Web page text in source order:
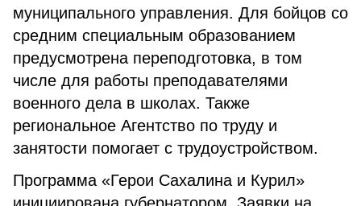
муниципального управления. Для бойцов со
средним специальным образованием
предусмотрена переподготовка, в том
числе для работы преподавателями
военного дела в школах. Также
региональное Агентство по труду и
занятости помогает с трудоустройством.
Программа «Герои Сахалина и Курил»